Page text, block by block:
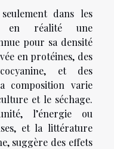
dans les
en réalité une
pour sa densité
en protéines, des
et des
composition varie
et le séchage.
l’énergie ou
et la littérature
suggère des effets